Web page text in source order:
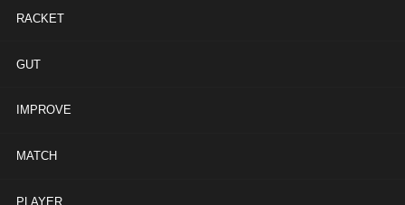
RACKET
GUT
IMPROVE
MATCH
PLAYER